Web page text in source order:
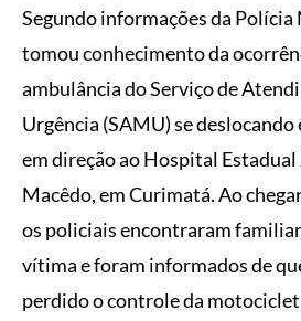
Segundo informações da
tomou conhecimento da
ambulância do Serviço de
Urgência (SAMU) se
em direção ao Hospital
Macêdo, em Curimatá. Ao
os policiais encontraram
vítima e foram informados de
perdido o controle da